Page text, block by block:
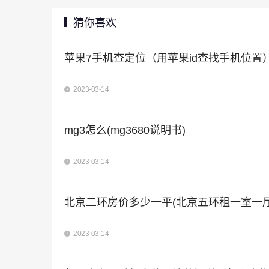
猜你喜欢
苹果7手机查定位（用苹果id查找手机位置）
2023-03-14
mg3怎么(mg3680说明书)
2023-03-14
北京二环房价多少一平(北京五环租一室一
2023-03-14